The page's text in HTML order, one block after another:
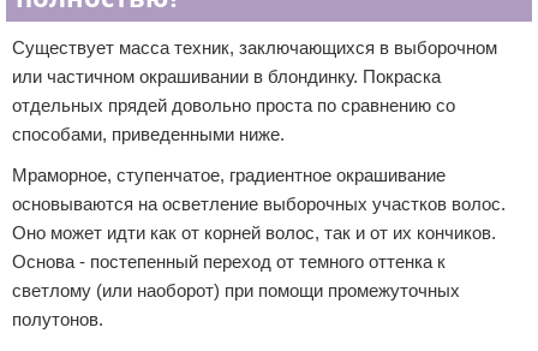
Существует масса техник, заключающихся в выборочном
или частичном окрашивании в блондинку. Покраска
отдельных прядей довольно проста по сравнению со
способами, приведенными ниже.
Мраморное, ступенчатое, градиентное окрашивание
основываются на осветление выборочных участков волос.
Оно может идти как от корней волос, так и от их кончиков.
Основа - постепенный переход от темного оттенка к
светлому (или наоборот) при помощи промежуточных
полутонов.